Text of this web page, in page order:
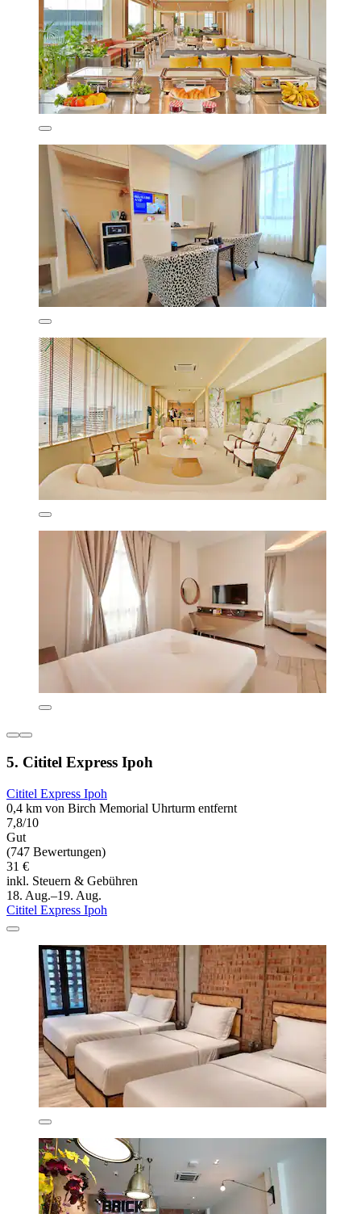
5. Cititel Express Ipoh
Cititel Express Ipoh
0,4 km von Birch Memorial Uhrturm entfernt
7,8/10
Gut
(747 Bewertungen)
31 €
inkl. Steuern & Gebühren
18. Aug.–19. Aug.
Cititel Express Ipoh